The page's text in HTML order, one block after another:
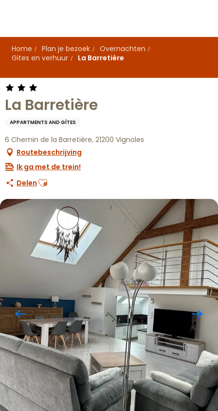
principal
Home
Plan je bezoek
Overnachten
Gites en verhuur
La Barretière
La Barretière
APPARTMENTS AND GÎTES
6 Chemin de la Barretière, 21200 Vignoles
Routebeschrijving
Ik ga met de trein!
Delen Ajouter aux favoris